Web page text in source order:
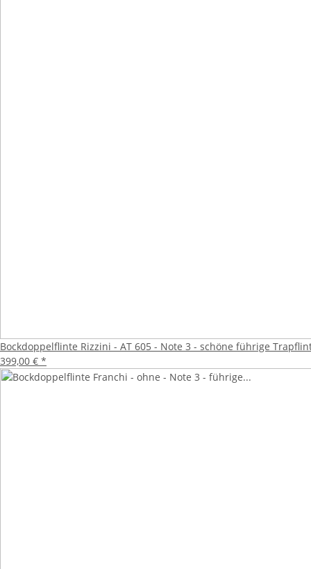
Bockdoppelflinte Rizzini - AT 605 - Note 3 - schöne führige
399,00 € *